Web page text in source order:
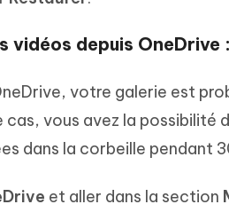
vidéos depuis OneDrive :
votre galerie est
vous avez la possibilité
dans la corbeille pendant
et aller dans la section